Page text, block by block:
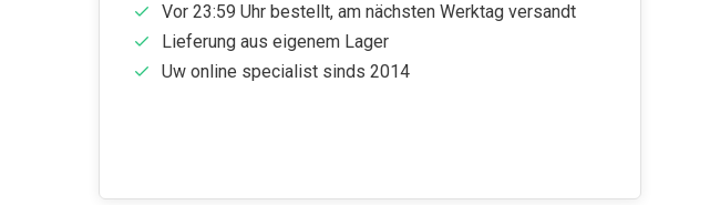
Vor 23:59 Uhr bestellt, am nächsten Werktag versandt
Lieferung aus eigenem Lager
Uw online specialist sinds 2014